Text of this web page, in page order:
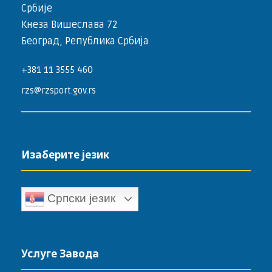
Србије
Кнеза Вишеслава 72
Београд, Република Србија
+381 11 3555 460
rzs@rzsport.gov.rs
Изаберите језик
Српски језик
Услуге Завода